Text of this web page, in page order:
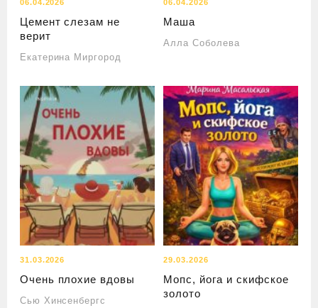
06.04.2026
Цемент слезам не
верит
Екатерина Миргород
06.04.2026
Маша
Алла Соболева
31.03.2026
Очень плохие вдовы
Сью Хинсенбергс
29.03.2026
Мопс, йога и скифское
золото